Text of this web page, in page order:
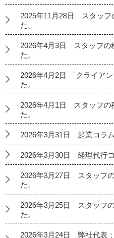
2025年11月28日 スタッフ
た。
2026年4月3日 スタッフの
た。
2026年4月2日 「クライア
た。
2026年4月1日 スタッフの
た。
2026年3月31日 起業コラ
2026年3月30日 経理代行
2026年3月27日 スタッフ
た。
2026年3月25日 スタッフ
た。
2026年3月24日 弊社代表